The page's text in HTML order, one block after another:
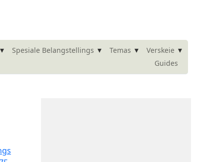
▾ Spesiale Belangstellings ▾ Temas ▾ Verskeie ▾
Guides